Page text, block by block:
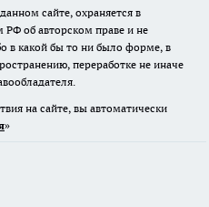
сайте, охраняется в
РФ об авторском праве и не
в какой бы то ни было форме, в
переработке не иначе
на сайте, вы автоматически
»